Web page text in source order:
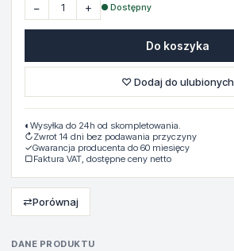
DANE PRODUKTU
− + ● Dostępny
Do koszyka
♡ Dodaj do ulubionych
◐ Wysyłka do 24h od skompletowania.
↻Zwrot 14 dni bez podawania przyczyny
✓Gwarancja producenta do 60 miesięcy
▢Faktura VAT, dostępne ceny netto
⇄Porównaj